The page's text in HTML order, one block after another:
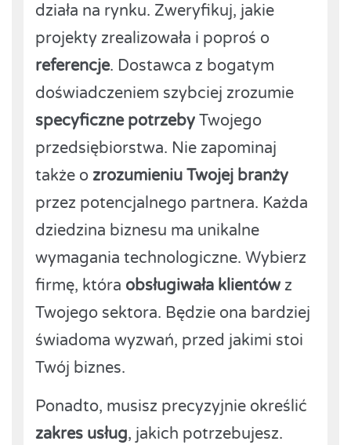
działa na rynku. Zweryfikuj, jakie
projekty zrealizowała i poproś o
referencje. Dostawca z bogatym
doświadczeniem szybciej zrozumie
specyficzne potrzeby Twojego
przedsiębiorstwa. Nie zapominaj
także o zrozumieniu Twojej branży
przez potencjalnego partnera. Każda
dziedzina biznesu ma unikalne
wymagania technologiczne. Wybierz
firmę, która obsługiwała klientów z
Twojego sektora. Będzie ona bardziej
świadoma wyzwań, przed jakimi stoi
Twój biznes.
Ponadto, musisz precyzyjnie określić
zakres usług, jakich potrzebujesz.